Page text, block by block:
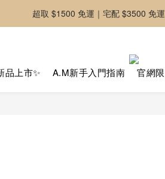
-好友募集中-加入官方LINE
超取 $1500 免運｜宅配 $3500 免
品上市✨ A.M新手入門指南 官網